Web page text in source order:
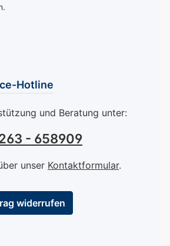
Hotline
und Beratung unter:
- 658909
unser Kontaktformular.
widerrufen